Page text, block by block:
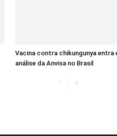
Vacina contra chikungunya entra
análise da Anvisa no Brasil